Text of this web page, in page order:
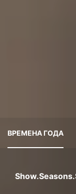
ВРЕМЕНА ГОДА